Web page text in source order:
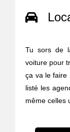
Tu sors de
voiture pour
ça va le faire
listé les
même celles